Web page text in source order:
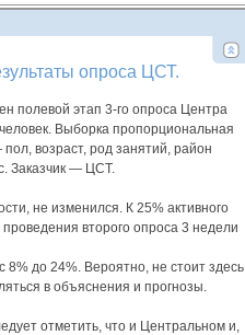
опроса ЦСТ.
полевой этап 3-го опроса Центра
Выборка пропорциональная
возраст, род занятий, район
Заказчик — ЦСТ.
не изменился. К 25% активного
второго опроса 3 недели
до 24%. Вероятно, не стоит здесь
в объяснения и прогнозы.
отметить, что и Центральном и,